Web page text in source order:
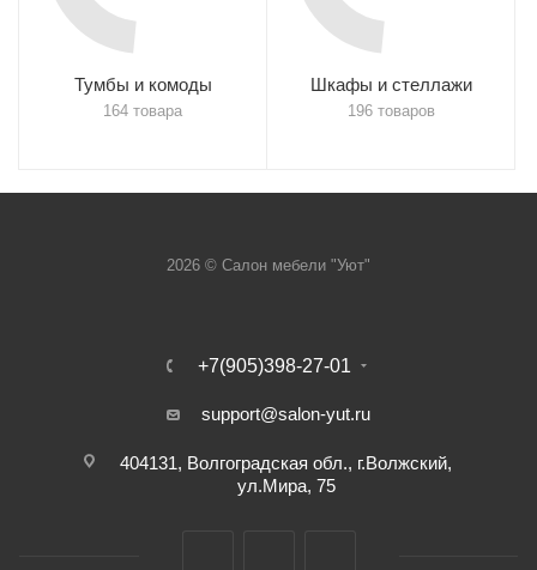
Тумбы и комоды
164 товара
Шкафы и стеллажи
196 товаров
2026 © Салон мебели "Уют"
+7(905)398-27-01
support@salon-yut.ru
404131, Волгоградская обл., г.Волжский,
ул.Мира, 75